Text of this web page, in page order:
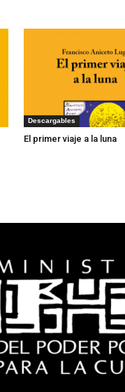
Descargables
El primer viaje a la luna